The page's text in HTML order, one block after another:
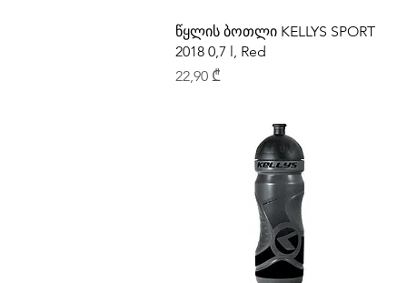
წყლის ბოთლი KELLYS SPORT
2018 0,7 l, Red
Price
22,90 ₾